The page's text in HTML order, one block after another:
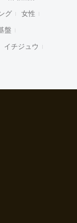
グ 女性
盤
イチジュウ